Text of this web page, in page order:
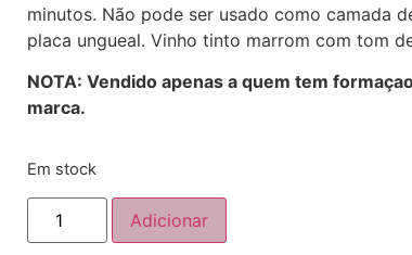
minutos. Não pode ser usado como camada
placa ungueal. Vinho tinto marrom com tom
NOTA: Vendido apenas a quem tem
marca.
Em stock
Adicionar